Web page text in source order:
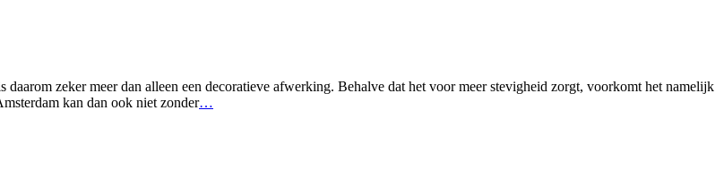
zeker meer dan alleen een decoratieve afwerking. Behalve dat het voor meer stevigheid zorgt, voorkomt het namelijk
kan dan ook niet zonder…